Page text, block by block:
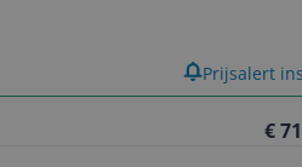
gevonden.
€
Prijsalert